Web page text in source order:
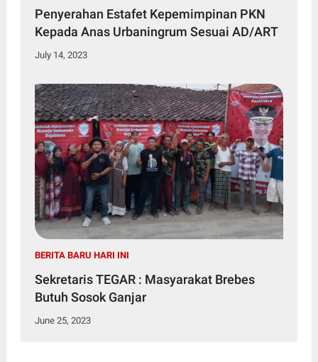
Penyerahan Estafet Kepemimpinan PKN
Kepada Anas Urbaningrum Sesuai AD/ART
July 14, 2023
BERITA BARU HARI INI
Sekretaris TEGAR : Masyarakat Brebes
Butuh Sosok Ganjar
June 25, 2023